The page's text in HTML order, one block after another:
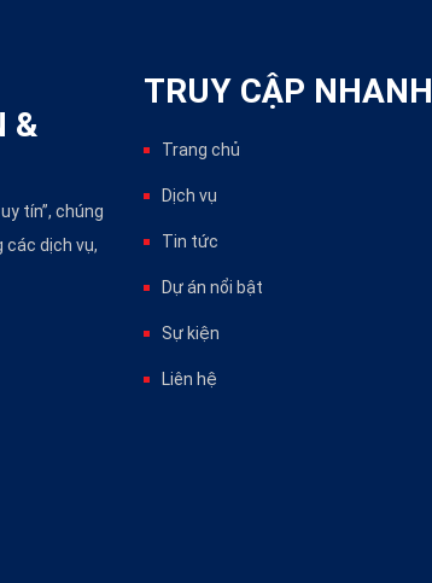
&
tín”, chúng
các dịch vụ,
TRUY CẬP NHANH
Trang chủ
Dịch vụ
Tin tức
Dự án nổi bật
Sự kiện
Liên hệ